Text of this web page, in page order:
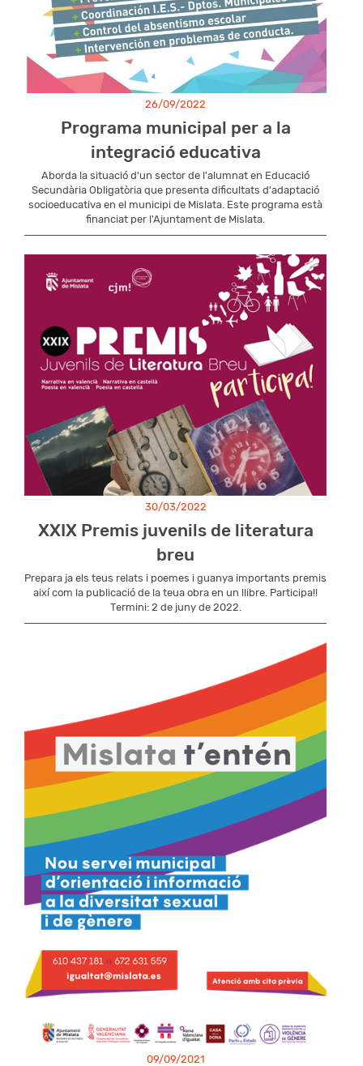
26/09/2022
Programa municipal per a la
integració educativa
Aborda la situació d'un sector de l'alumnat en Educació
Secundària Obligatòria que presenta dificultats d'adaptació
socioeducativa en el municipi de Mislata. Este programa està
financiat per l'Ajuntament de Mislata.
30/03/2022
XXIX Premis juvenils de literatura
breu
Prepara ja els teus relats i poemes i guanya importants premis
així com la publicació de la teua obra en un llibre. Participa!!
Termini: 2 de juny de 2022.
09/09/2021